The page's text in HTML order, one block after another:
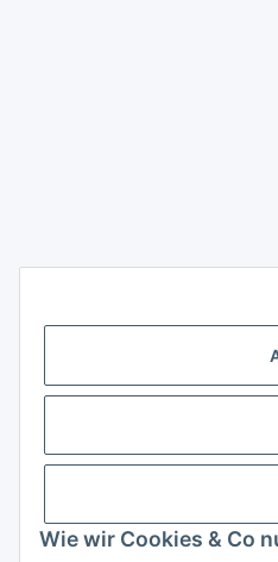
Wie wir Cookies & Co